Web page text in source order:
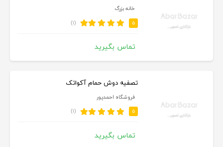
خانه بزرگ
۵ (۱)
تماس بگیرید
تصفیه دوش حمام آکواتک
فروشگاه احمدپور
۵ (۱)
تماس بگیرید